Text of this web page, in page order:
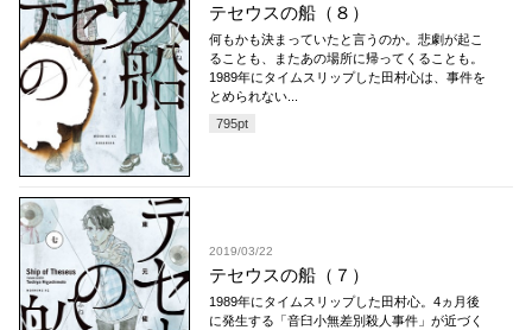
テセウスの船（８）
何もかも決まっていたと言うのか。悲劇が起こ
ることも、またあの場所に帰ってくることも。
1989年にタイムスリップした田村心は、事件を
とめられない...
795pt
2019/03/22
テセウスの船（７）
1989年にタイムスリップした田村心。4ヵ月後
に発生する「音臼小無差別殺人事件」が近づく